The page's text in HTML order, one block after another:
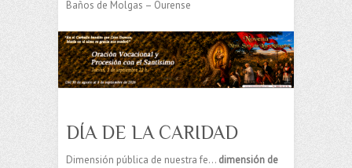
Baños de Molgas – Ourense
DÍA DE LA CARIDAD
Dimensión pública de nuestra fe… dimensión de